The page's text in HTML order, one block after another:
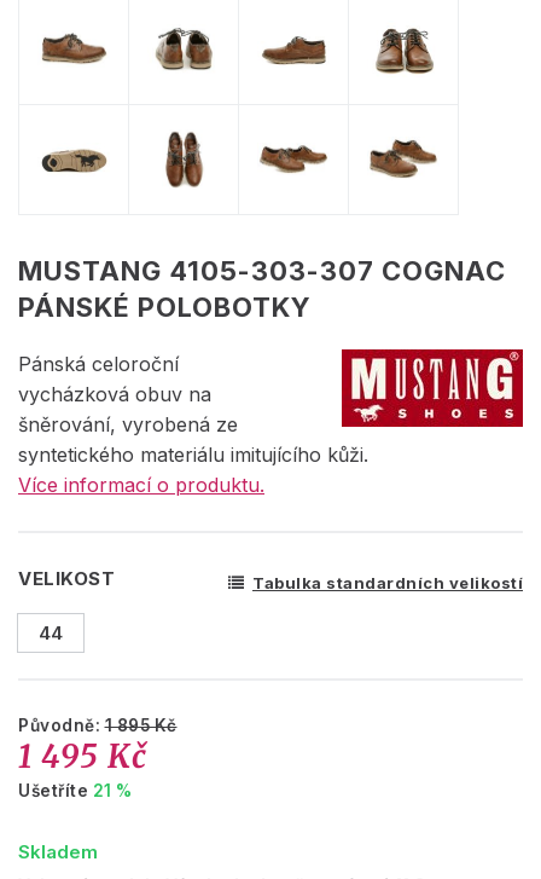
MUSTANG 4105-303-307 COGNAC
PÁNSKÉ POLOBOTKY
Pánská celoroční
vycházková obuv na
šněrování, vyrobená ze
syntetického materiálu imitujícího kůži.
Více informací o produktu.
VELIKOST Tabulka standardních velikostí
44
Původně:1 895 Kč
1 495 Kč
Ušetříte 21 %
Skladem